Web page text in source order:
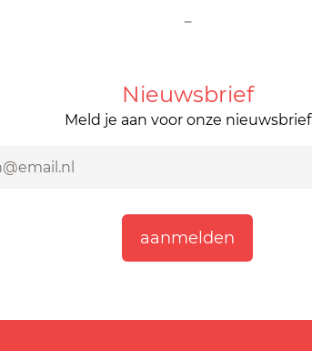
-
Nieuwsbrief
Meld je aan voor onze nieuwsbrief